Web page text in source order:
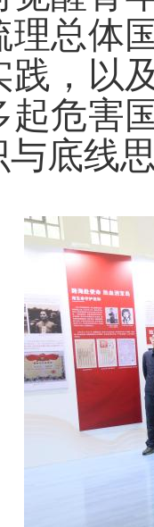
理总体
践，以
起危害
底线